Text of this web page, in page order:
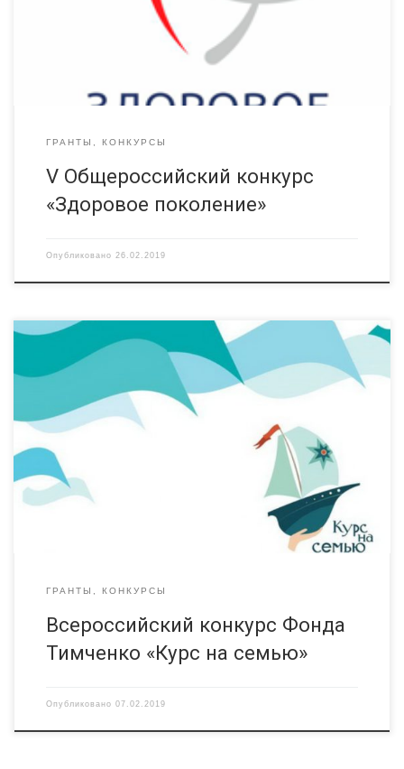
гранты для реализации экспериментальных
профилактических программ на территории Российской
Федерации. Конкурс проводится при поддержке
Министерства просвещения Российской Федерации. […]
ГРАНТЫ, КОНКУРСЫ
V Общероссийский конкурс
«Здоровое поколение»
Опубликовано 26.02.2019
«Курс на семью» адресован организациям и НКО, которые
хотят освоить новые методы, модели и инструменты в сфере
поддержки семьи и детей, сделать свою работу системной
и успешной. Победители конкурса получат грант, чтобы
изучать и применять в своей работе практики, созданные
российскими специалистами и доказавшие свою
эффективность. Стажировки проводят эксперты 71
стажировочной […]
ГРАНТЫ, КОНКУРСЫ
Всероссийский конкурс Фонда
Тимченко «Курс на семью»
Опубликовано 07.02.2019